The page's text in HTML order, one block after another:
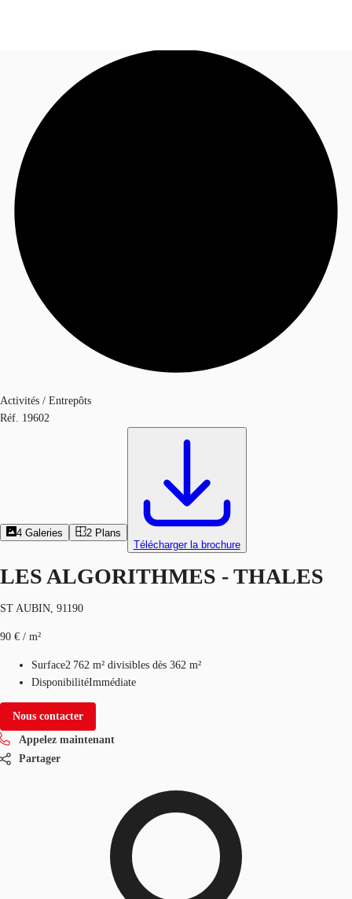
Blog
Données marchés
Appelez maintenant
Activités / Entrepôts
Réf. 19602
4 Galeries 2 Plans
Télécharger la brochure
LES ALGORITHMES - THALES
ST AUBIN, 91190
90 € / m²
Surface2 762 m² divisibles dès 362 m²
DisponibilitéImmédiate
Nous contacter
Appelez maintenant
Partager